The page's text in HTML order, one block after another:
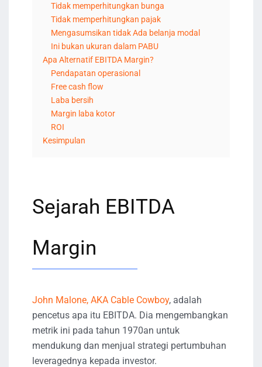
Tidak memperhitungkan bunga
Tidak memperhitungkan pajak
Mengasumsikan tidak Ada belanja modal
Ini bukan ukuran dalam PABU
Apa Alternatif EBITDA Margin?
Pendapatan operasional
Free cash flow
Laba bersih
Margin laba kotor
ROI
Kesimpulan
Sejarah EBITDA
Margin
John Malone, AKA Cable Cowboy, adalah
pencetus apa itu EBITDA. Dia mengembangkan
metrik ini pada tahun 1970an untuk
mendukung dan menjual strategi pertumbuhan
leveragednya kepada investor.